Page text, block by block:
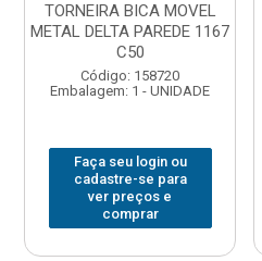
TORNEIRA BICA MOVEL
METAL DELTA PAREDE 1167
C50
Código: 158720
Embalagem: 1 - UNIDADE
Faça seu login ou
cadastre-se para
ver preços e
comprar